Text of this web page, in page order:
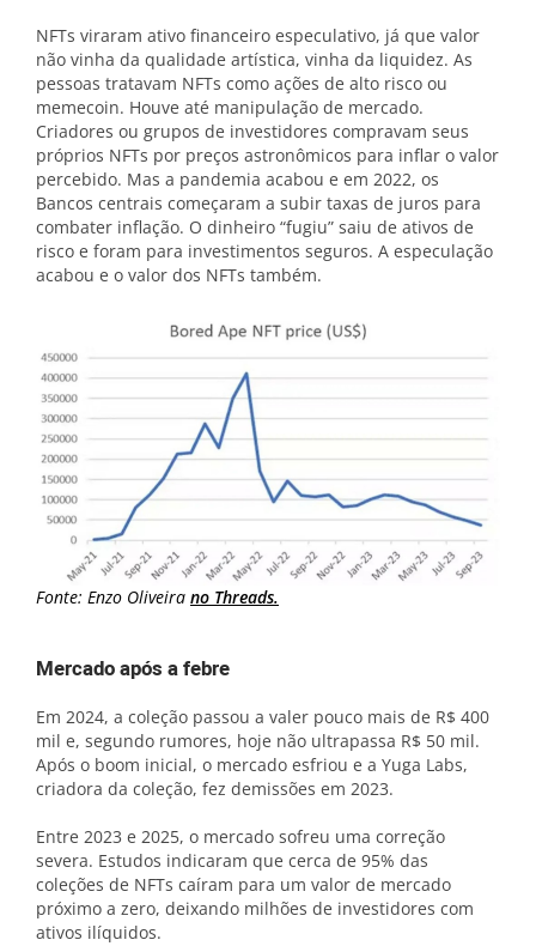
NFTs viraram ativo financeiro especulativo, já que valor
não vinha da qualidade artística, vinha da liquidez. As
pessoas tratavam NFTs como ações de alto risco ou
memecoin. Houve até manipulação de mercado.
Criadores ou grupos de investidores compravam seus
próprios NFTs por preços astronômicos para inflar o valor
percebido. Mas a pandemia acabou e em 2022, os
Bancos centrais começaram a subir taxas de juros para
combater inflação. O dinheiro “fugiu” saiu de ativos de
risco e foram para investimentos seguros. A especulação
acabou e o valor dos NFTs também.
Fonte: Enzo Oliveira no Threads.
Mercado após a febre
Em 2024, a coleção passou a valer pouco mais de R$ 400
mil e, segundo rumores, hoje não ultrapassa R$ 50 mil.
Após o boom inicial, o mercado esfriou e a Yuga Labs,
criadora da coleção, fez demissões em 2023.
Entre 2023 e 2025, o mercado sofreu uma correção
severa. Estudos indicaram que cerca de 95% das
coleções de NFTs caíram para um valor de mercado
próximo a zero, deixando milhões de investidores com
ativos ilíquidos.